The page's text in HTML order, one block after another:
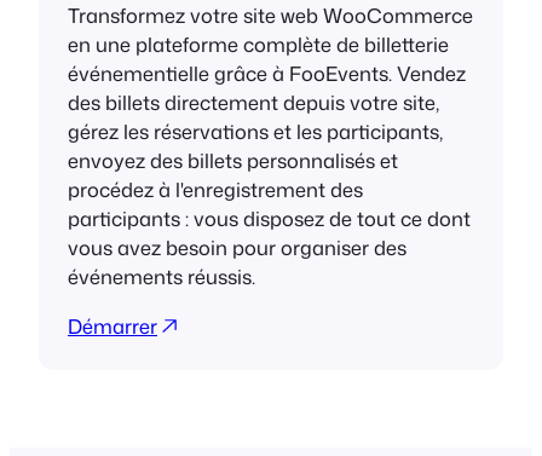
Transformez votre site web WooCommerce
en une plateforme complète de billetterie
événementielle grâce à FooEvents. Vendez
des billets directement depuis votre site,
gérez les réservations et les participants,
envoyez des billets personnalisés et
procédez à l'enregistrement des
participants : vous disposez de tout ce dont
vous avez besoin pour organiser des
événements réussis.
Démarrer